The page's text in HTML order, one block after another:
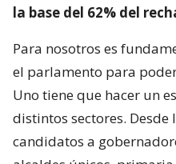
la base del 62% del
Para nosotros es
el parlamento para
Uno tiene que hacer un
distintos sectores.
candidatos a